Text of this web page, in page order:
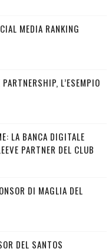
MEDIA RANKING
L’ESEMPIO
LA BANCA DIGITALE
PARTNER DEL CLUB
DI MAGLIA DEL
DEL SANTOS